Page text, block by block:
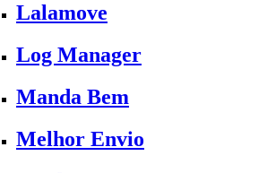
Lalamove
Log Manager
Manda Bem
Melhor Envio